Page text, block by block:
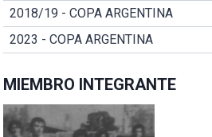
2018/19 - COPA ARGENTINA
2023 - COPA ARGENTINA
MIEMBRO INTEGRANTE